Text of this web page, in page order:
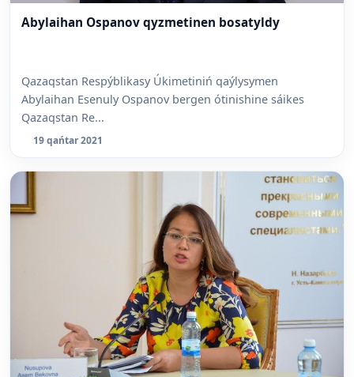
Abylaihan Ospanov qyzmetinen bosatyldy
Qazaqstan Respýblikasy Úkimetiniń qaýlysymen
Abylaihan Esenuly Ospanov bergen ótinishine sáikes
Qazaqstan Re...
19 qańtar 2021